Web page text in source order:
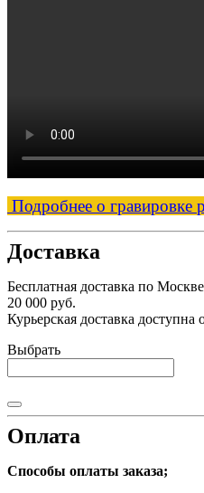
Подробнее о гравировке
Доставка
Бесплатная доставка по
20 000 руб.
Курьерская доставка доступна
Выбрать
Оплата
Способы оплаты заказа;